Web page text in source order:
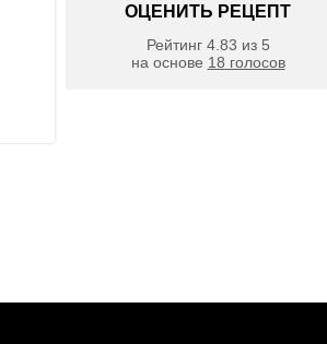
ОЦЕНИТЬ РЕЦЕПТ
Рейтинг 4.83 из 5
на основе 18 голосов